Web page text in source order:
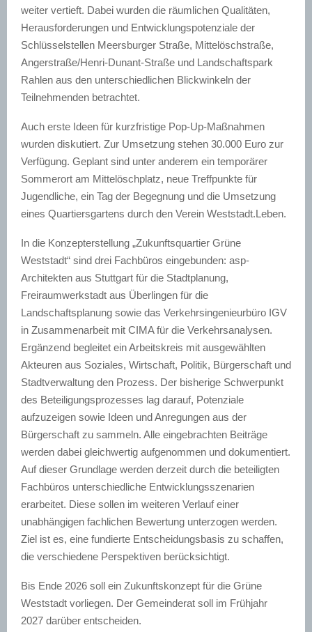
weiter vertieft. Dabei wurden die räumlichen Qualitäten,
Herausforderungen und Entwicklungspotenziale der
Schlüsselstellen Meersburger Straße, Mittelöschstraße,
Angerstraße/Henri-Dunant-Straße und Landschaftspark
Rahlen aus den unterschiedlichen Blickwinkeln der
Teilnehmenden betrachtet.
Auch erste Ideen für kurzfristige Pop-Up-Maßnahmen
wurden diskutiert. Zur Umsetzung stehen 30.000 Euro zur
Verfügung. Geplant sind unter anderem ein temporärer
Sommerort am Mittelöschplatz, neue Treffpunkte für
Jugendliche, ein Tag der Begegnung und die Umsetzung
eines Quartiersgartens durch den Verein Weststadt.Leben.
In die Konzepterstellung „Zukunftsquartier Grüne
Weststadt“ sind drei Fachbüros eingebunden: asp-
Architekten aus Stuttgart für die Stadtplanung,
Freiraumwerkstadt aus Überlingen für die
Landschaftsplanung sowie das Verkehrsingenieurbüro IGV
in Zusammenarbeit mit CIMA für die Verkehrsanalysen.
Ergänzend begleitet ein Arbeitskreis mit ausgewählten
Akteuren aus Soziales, Wirtschaft, Politik, Bürgerschaft und
Stadtverwaltung den Prozess. Der bisherige Schwerpunkt
des Beteiligungsprozesses lag darauf, Potenziale
aufzuzeigen sowie Ideen und Anregungen aus der
Bürgerschaft zu sammeln. Alle eingebrachten Beiträge
werden dabei gleichwertig aufgenommen und dokumentiert.
Auf dieser Grundlage werden derzeit durch die beteiligten
Fachbüros unterschiedliche Entwicklungsszenarien
erarbeitet. Diese sollen im weiteren Verlauf einer
unabhängigen fachlichen Bewertung unterzogen werden.
Ziel ist es, eine fundierte Entscheidungsbasis zu schaffen,
die verschiedene Perspektiven berücksichtigt.
Bis Ende 2026 soll ein Zukunftskonzept für die Grüne
Weststadt vorliegen. Der Gemeinderat soll im Frühjahr
2027 darüber entscheiden.